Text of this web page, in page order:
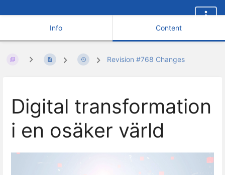
Info Content
Revision #768 Changes
Digital transformation
i en osäker värld